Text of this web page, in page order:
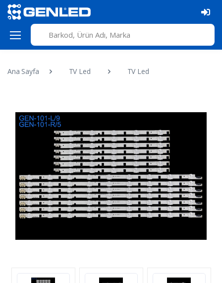
Ana Sayfa TV Led TV Led